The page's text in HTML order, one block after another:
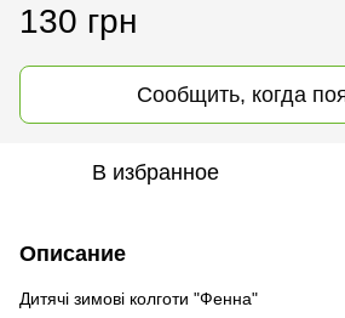
130 грн
Сообщить, когда
В избранное
Описание
Дитячі зимові колготи "Фенна"